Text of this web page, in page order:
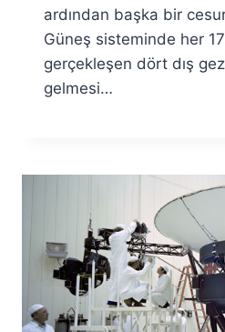
ardından başka bir
Güneş sisteminde her
gerçekleşen dört dış
gelmesi…